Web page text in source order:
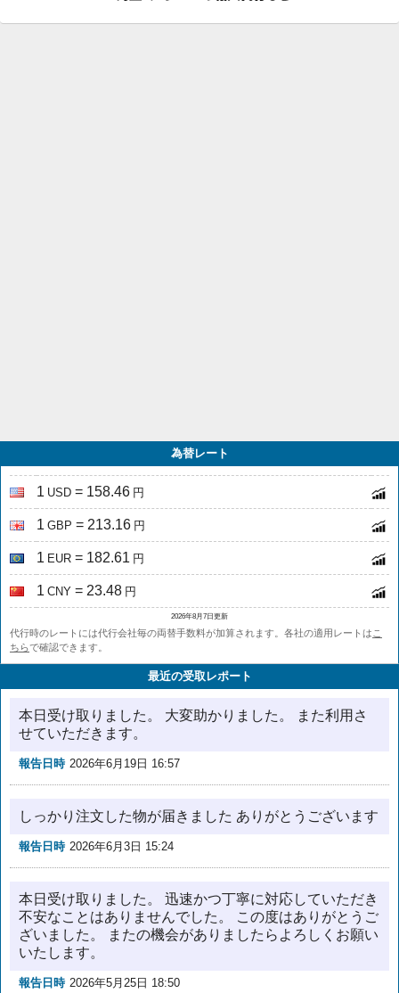
為替レート
1 USD = 158.46 円
1 GBP = 213.16 円
1 EUR = 182.61 円
1 CNY = 23.48 円
2026年8月7日更新
代行時のレートには代行会社毎の両替手数料が加算されます。各社の適用レートは こ
ちらで確認できます。
最近の受取レポート
本日受け取りました。 大変助かりました。 また利用さ
せていただきます。
報告日時 2026年6月19日 16:57
しっかり注文した物が届きました ありがとうございます
報告日時 2026年6月3日 15:24
本日受け取りました。 迅速かつ丁寧に対応していただき
不安なことはありませんでした。 この度はありがとうご
ざいました。 またの機会がありましたらよろしくお願い
いたします。
報告日時 2026年5月25日 18:50